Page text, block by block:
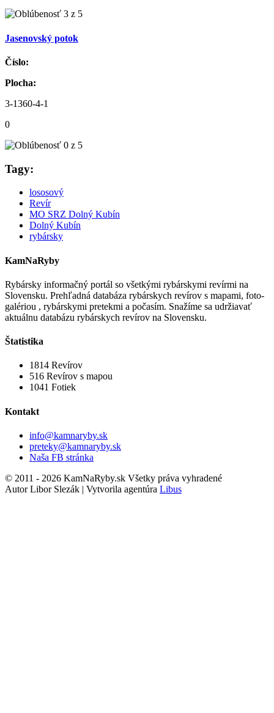
Jasenovský potok
Číslo:
Plocha:
3-1360-4-1
0
Tagy:
lososový
Revír
MO SRZ Dolný Kubín
Dolný Kubín
rybársky
KamNaRyby
Rybársky informačný portál so všetkými rybárskymi revírmi na
Slovensku. Prehľadná databáza rybárskych revírov s mapami, foto-
galériou , rybárskymi pretekmi a počasím. Snažíme sa udržiavať
aktuálnu databázu rybárskych revírov na Slovensku.
Štatistika
1814 Revírov
516 Revírov s mapou
1041 Fotiek
Kontakt
info@kamnaryby.sk
preteky@kamnaryby.sk
Naša FB stránka
© 2011 - 2026 KamNaRyby.sk Všetky práva vyhradené
Autor Libor Slezák | Vytvorila agentúra Libus